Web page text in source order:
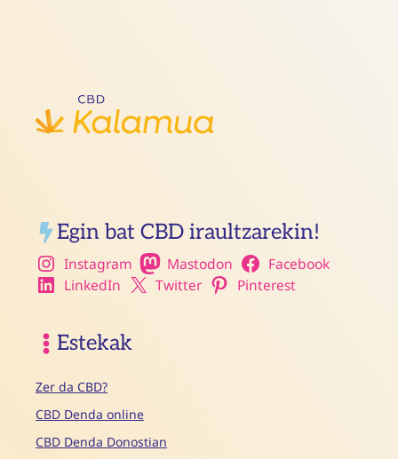
Egin bat CBD iraultzarekin!
Instagram Mastodon
Facebook
LinkedIn
Twitter Pinterest
Estekak
Zer da CBD?
CBD Denda online
CBD Denda Donostian